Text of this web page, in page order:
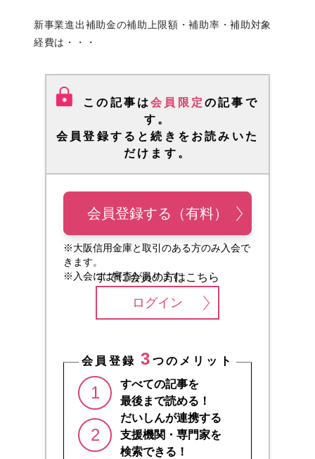
新事業進出補助金の補助上限額・補助率・補助対象
経費は・・・
この記事は会員限定の記事で
す。
会員登録すると続きをお読みいた
だけます。
会員登録する（有料）
※大阪信用金庫と取引のある方のみ入会で
きます。
※入会には審査があります。
すでに会員の方はこちら
ログイン
会員登録3 つのメリット
1
すべての記事を
最後まで読める！
2
だいしんが連携する
支援機関・専門家を
検索できる！